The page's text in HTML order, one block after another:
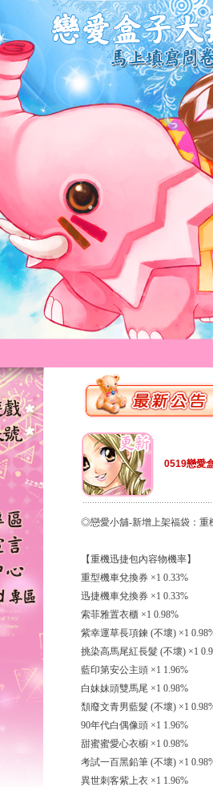
0519戀愛
◎戀愛小舖-新增上架福袋：重
【重機迅捷包內容物機率】
重型機車兌換券 ×1 0.33%
迅捷機車兌換券 ×1 0.33%
索菲雅置衣櫃 ×1 0.98%
紫幸運草長項鍊 (不壞) ×1
挑染高馬尾紅長髮 (不壞) ×1
藍印第安公主頭 ×1 1.96%
白妹妹頭雙馬尾 ×1 0.98%
頹廢文青男藍髮 (不壞) ×1
90年代白偶像頭 ×1 1.96%
甜蜜蜜愛心衣櫥 ×1 0.98%
考試一百黑鉛筆 (不壞) ×1
異世刺客紫上衣 ×1 1.96%